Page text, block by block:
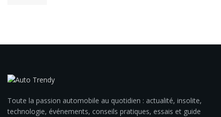
Toute la passion automobile au quotidien : actualité, insolite,
technologie, événements, conseils pratiques, essais et guide